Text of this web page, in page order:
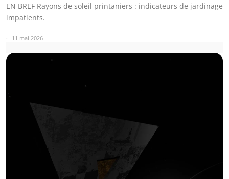
EN BREF Rayons de soleil printaniers : indicateurs de jardinage
impatients.
11 mai 2026